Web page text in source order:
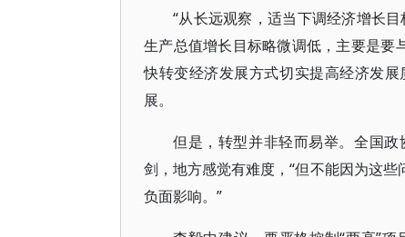
“从长远观察，适当下调经济增长
生产总值增长目标略微调低，主要是要
快转变经济发展方式切实提高经济发
展。
但是，转型并非轻而易举。全国
剑，地方感觉有难度，“但不能因为这
负面影响。”